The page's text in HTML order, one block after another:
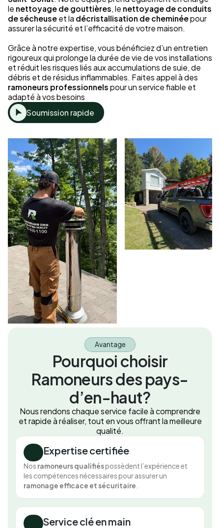
le nettoyage de gouttières , le nettoyage de conduits
de sécheuseet la décristallisation de cheminéepour
assurer la sécurité et l’efficacité de votre maison.
Grâce à notre expertise, vous bénéficiez d’un entretien
rigoureux qui prolonge la durée de vie de vos installations
et réduit les risques liés aux accumulations de suie, de
débris et de résidus inflammables. Faites appel à des
ramoneurs professionnels pour un service fiable et
adapté à vos besoins
Soumission rapide
Avantage
Pourquoi choisir
Ramoneurs des pays-
d’en-haut?
Nous rendons chaque service facile à comprendre
et rapide à réaliser, tout en vous offrant la meilleure
qualité.
Expertise certifiée
Nos ramoneurs qualifiéspossèdent l’expérience et
les compétences nécessaires pour assurer un
ramonage efficace et sécuritaire
Service clé en main